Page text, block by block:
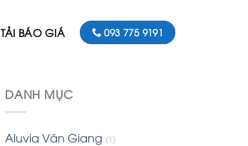
TẢI BÁO GIÁ 093 775 9191
DANH MỤC
Aluvia Văn Giang (1)